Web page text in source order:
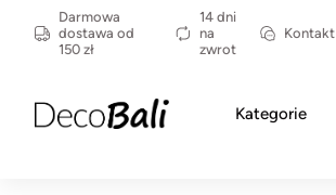
Darmowa
dostawa od
150 zł
14 dni
na
zwrot
Kontakt
Kategorie